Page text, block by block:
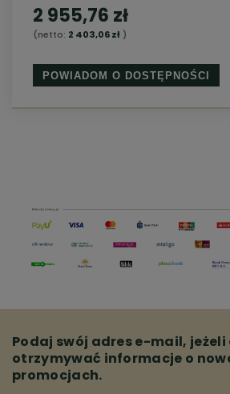
2 955,76 zł
(netto: 2 403,06 zł)
POWIADOM O DOSTĘPNOŚCI
Podaj swój adres e-mail, jeżeli
otrzymywać informacje o
promocjach.